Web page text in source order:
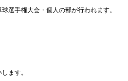
選手権大会・個人の部が行われます。
ます。